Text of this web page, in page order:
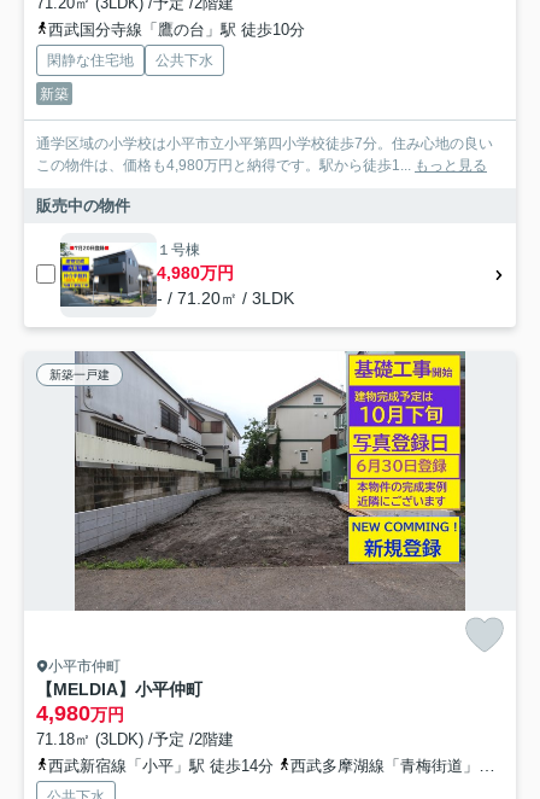
西武国分寺線「鷹の台」駅 徒歩10分
閑静な住宅地
公共下水
新築
通学区域の小学校は小平市立小平第四小学校徒歩7分。住み心地の良い
この物件は、価格も4,980万円と納得です。駅から徒歩1...
もっと見る
販売中の物件
１号棟
4,980万円
- / 71.20㎡ / 3LDK
新築一戸建
小平市仲町
【MELDIA】小平仲町
4,980万円
71.18㎡ (3LDK) /予定 /2階建
西武新宿線「小平」駅 徒歩14分
西武多摩湖線「青梅街道」駅 徒歩10分